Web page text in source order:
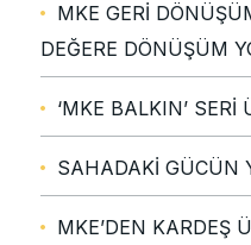
MKE GERİ
DEĞERE DÖNÜŞÜM
‘MKE BALKIN’
SAHADAKİ GÜCÜN
MKE’DEN KARDEŞ